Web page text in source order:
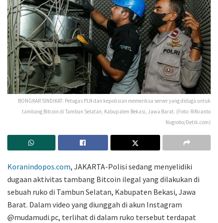
BONGKAR SINDIKAT: Petugas PLN dan kepolisian memeriksa server yang diduga untuk
tambang Bitcoin di Tambun Selatan, Kabupaten Bekasi, Jawa Barat. (Foto: Rifkianto
Nugroho/Detik.com)
Koranindopos.com, JAKARTA-Polisi sedang menyelidiki
dugaan aktivitas tambang Bitcoin ilegal yang dilakukan di
sebuah ruko di Tambun Selatan, Kabupaten Bekasi, Jawa
Barat. Dalam video yang diunggah di akun Instagram
@mudamudi.pc, terlihat di dalam ruko tersebut terdapat